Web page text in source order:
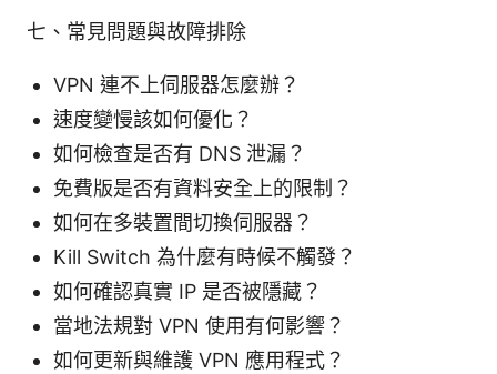
七、常見問題與故障排除
VPN 連不上伺服器怎麼辦？
速度變慢該如何優化？
如何檢查是否有 DNS 泄漏？
免費版是否有資料安全上的限制？
如何在多裝置間切換伺服器？
Kill Switch 為什麼有時候不觸發？
如何確認真實 IP 是否被隱藏？
當地法規對 VPN 使用有何影響？
如何更新與維護 VPN 應用程式？